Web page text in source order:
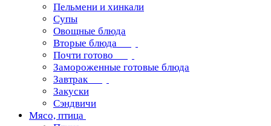
Пельмени и хинкали
Супы
Овощные блюда
Вторые блюда
Почти готово
Замороженные готовые блюда
Завтрак
Закуски
Сэндвичи
Мясо, птица